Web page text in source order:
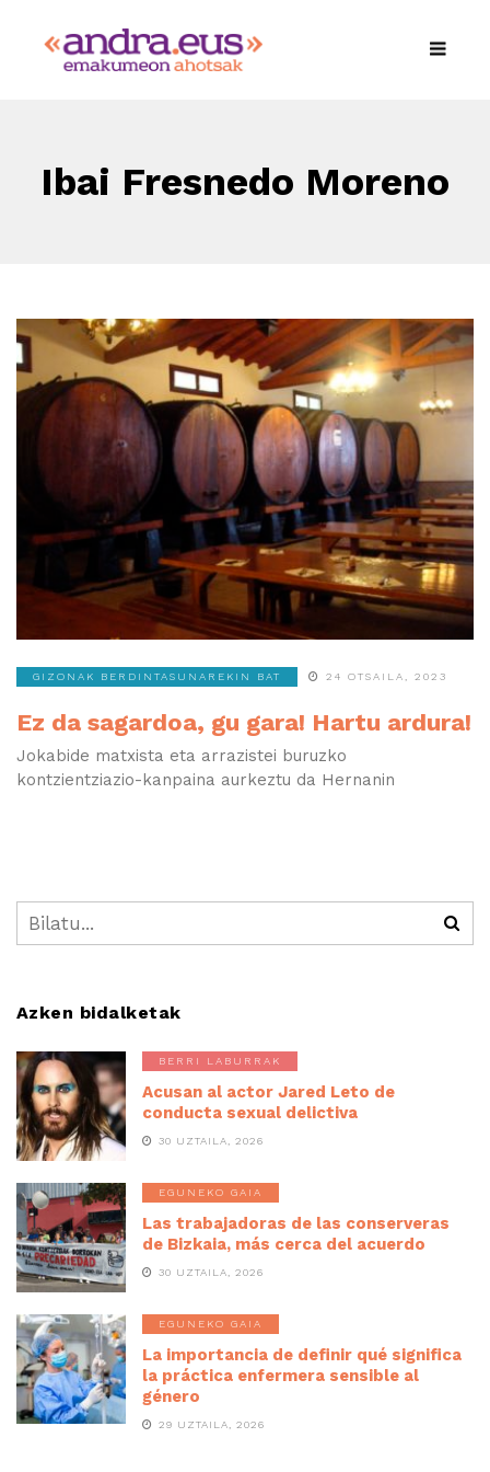
Ibai Fresnedo Moreno
GIZONAK BERDINTASUNAREKIN BAT 24 OTSAILA, 2023
Ez da sagardoa, gu gara! Hartu ardura!
Jokabide matxista eta arrazistei buruzko
kontzientziazio-kanpaina aurkeztu da Hernanin
Azken bidalketak
BERRI LABURRAK
Acusan al actor Jared Leto de
conducta sexual delictiva
30 UZTAILA, 2026
EGUNEKO GAIA
Las trabajadoras de las conserveras
de Bizkaia, más cerca del acuerdo
30 UZTAILA, 2026
EGUNEKO GAIA
La importancia de definir qué significa
la práctica enfermera sensible al
género
29 UZTAILA, 2026